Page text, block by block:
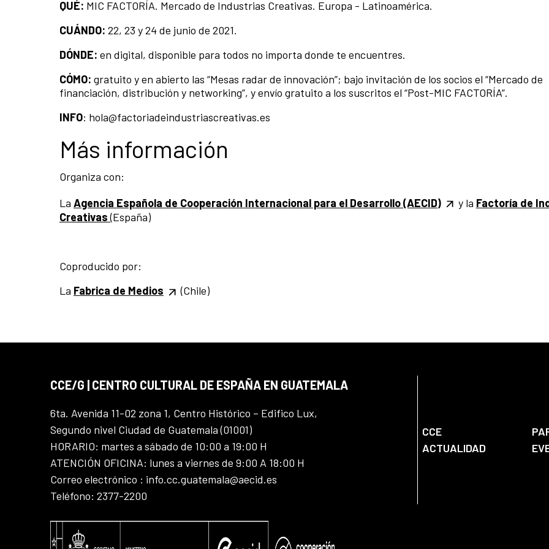
QUÉ: MIC FACTORÍA. Mercado de Industrias Creativas. Europa - Latinoamérica.
CUÁNDO: 22, 23 y 24 de junio de 2021.
DÓNDE: en digital, disponible para todos no importa donde te encuentres.
CÓMO: gratuito y en abierto las “Mesas radar de innovación”; bajo invitación de los socios el “Mercado de
financiación, distribución y networking”, y envío gratuito a los suscritos el “Post-MIC FACTORÍA”.
INFO: hola@factoriadeindustriascreativas.es
Más información
Organiza con:
La Agencia Española de Cooperación Internacional para el Desarrollo(AECID) y la Factoría de
Creativas(España)
Coproducido por:
La Fabrica de Medios (Chile)
CCE/G | CENTRO CULTURAL DE ESPAÑA EN GUATEMALA
6ta. Avenida 11-02 zona 1, Centro Histórico – Edifico Lux,
Segundo nivel Ciudad de Guatemala (01001)
HORARIO: martes a sábado de 10:00 a 19:00 H
ATENCIÓN OFICINA: lunes a viernes de 9:00 A 18:00 H
Correo electrónico : info.cc.guatemala@aecid.es
Teléfono: 2377-2200
CCE
ACTUALIDAD